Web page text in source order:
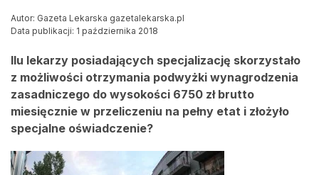
Autor: Gazeta Lekarska gazetalekarska.pl
Data publikacji: 1 października 2018
Ilu lekarzy posiadających specjalizację skorzystało
z możliwości otrzymania podwyżki wynagrodzenia
zasadniczego do wysokości 6750 zł brutto
miesięcznie w przeliczeniu na pełny etat i złożyło
specjalne oświadczenie?